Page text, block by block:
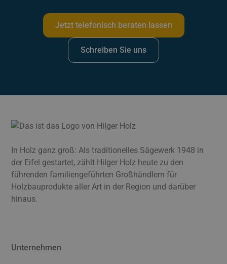
Jetzt telefonisch beraten lassen
Schreiben Sie uns
In Holz ganz groß: Als traditionelles Sägewerk 1948 in
der Eifel gestartet, zählt Hilger Holz heute zu den
führenden familiengeführten Großhändlern für
Holzbauprodukte aller Art in der Region und darüber
hinaus.
Unternehmen